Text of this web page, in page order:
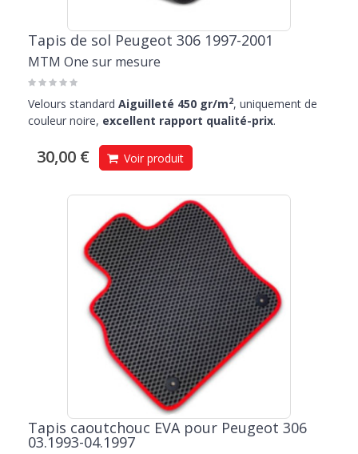
Tapis de sol Peugeot 306 1997-2001
MTM One sur mesure
Velours standard Aiguilleté 450 gr/m2, uniquement de
couleur noire, excellent rapport qualité-prix.
30,00 € Voir produit
Tapis caoutchouc EVA pour Peugeot 306
03.1993-04.1997